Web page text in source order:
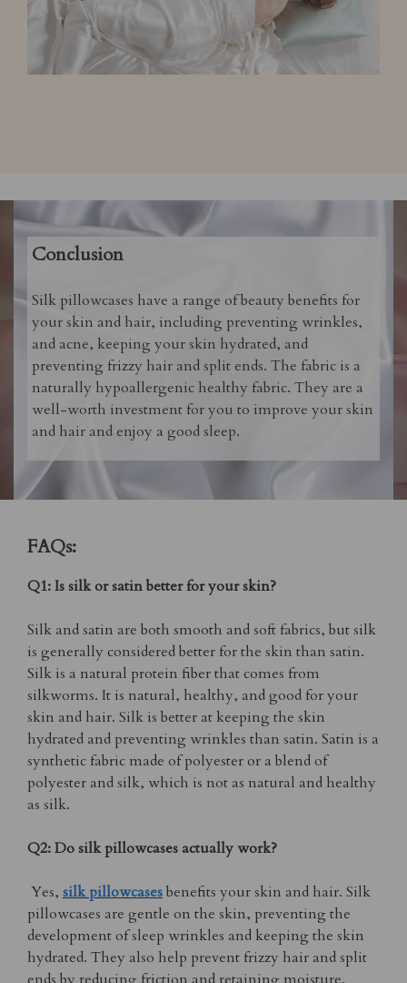
Conclusion
Silk pillowcases have a range of beauty benefits for
your skin and hair, including preventing wrinkles,
and acne, keeping your skin hydrated, and
preventing frizzy hair and split ends. The fabric is a
naturally hypoallergenic healthy fabric. They are a
well-worth investment for you to improve your skin
and hair and enjoy a good sleep.
FAQs:
Q1: Is silk or satin better for your skin?
Silk and satin are both smooth and soft fabrics, but silk
is generally considered better for the skin than satin.
Silk is a natural protein fiber that comes from
silkworms. It is natural, healthy, and good for your
skin and hair. Silk is better at keeping the skin
hydrated and preventing wrinkles than satin. Satin is a
synthetic fabric made of polyester or a blend of
polyester and silk, which is not as natural and healthy
as silk.
Q2: Do silk pillowcases actually work?
Yes, silk pillowcasesbenefits your skin and hair. Silk
pillowcases are gentle on the skin, preventing the
development of sleep wrinkles and keeping the skin
hydrated. They also help prevent frizzy hair and split
ends by reducing friction and retaining moisture.